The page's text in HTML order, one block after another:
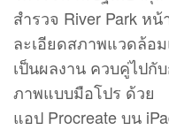
สำรวจ River Park ห
ละเอียดสภาพแวดล้อ
เป็นผลงาน ควบคู่ไปกั
ภาพแบบมือโปร ด้วย
แอป Procreate บน